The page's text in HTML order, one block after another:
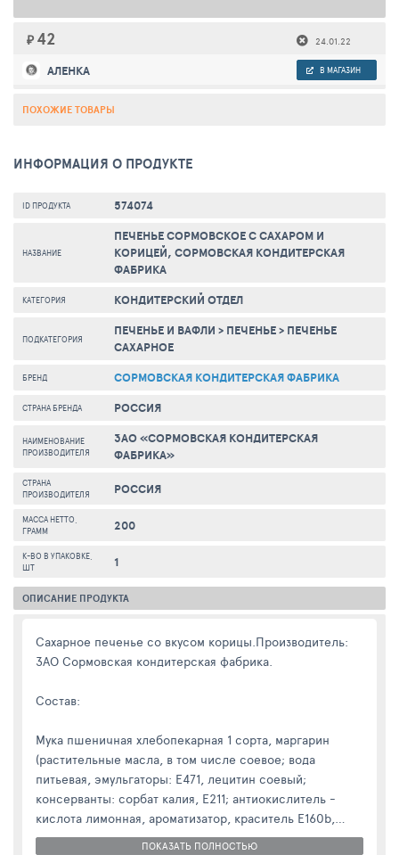
₽ 42 24.01.22
АЛЕНКА В МАГАЗИН
ПОХОЖИЕ ТОВАРЫ
ИНФОРМАЦИЯ О ПРОДУКТЕ
ID ПРОДУКТА 574074
НАЗВАНИЕ
ПЕЧЕНЬЕ СОРМОВСКОЕ С САХАРОМ И
КОРИЦЕЙ, СОРМОВСКАЯ КОНДИТЕРСКАЯ
ФАБРИКА
КАТЕГОРИЯ КОНДИТЕРСКИЙ ОТДЕЛ
ПОДКАТЕГОРИЯ ПЕЧЕНЬЕ И ВАФЛИ > ПЕЧЕНЬЕ> ПЕЧЕНЬЕ
САХАРНОЕ
БРЕНД СОРМОВСКАЯ КОНДИТЕРСКАЯ ФАБРИКА
СТРАНА БРЕНДА РОССИЯ
НАИМЕНОВАНИЕ
ПРОИЗВОДИТЕЛЯ
ЗАО «СОРМОВСКАЯ КОНДИТЕРСКАЯ
ФАБРИКА»
СТРАНА
ПРОИЗВОДИТЕЛЯ
РОССИЯ
МАССА НЕТТО,
ГРАММ
200
К-ВО В УПАКОВКЕ,
ШТ
1
ОПИСАНИЕ ПРОДУКТА
Сахарное печенье со вкусом корицы.Производитель:
ЗАО Сормовская кондитерская фабрика.
Состав:
Мука пшеничная хлебопекарная 1 сорта, маргарин
(растительные масла, в том числе соевое; вода
питьевая, эмульгаторы: Е471, лецитин соевый;
консерванты: сорбат калия, Е211; антиокислитель -
кислота лимонная, ароматизатор, краситель Е160b,
Е100), сахар , вода питьевая, патока, сухой яичный
ПОКАЗАТЬ ПОЛНОСТЬЮ